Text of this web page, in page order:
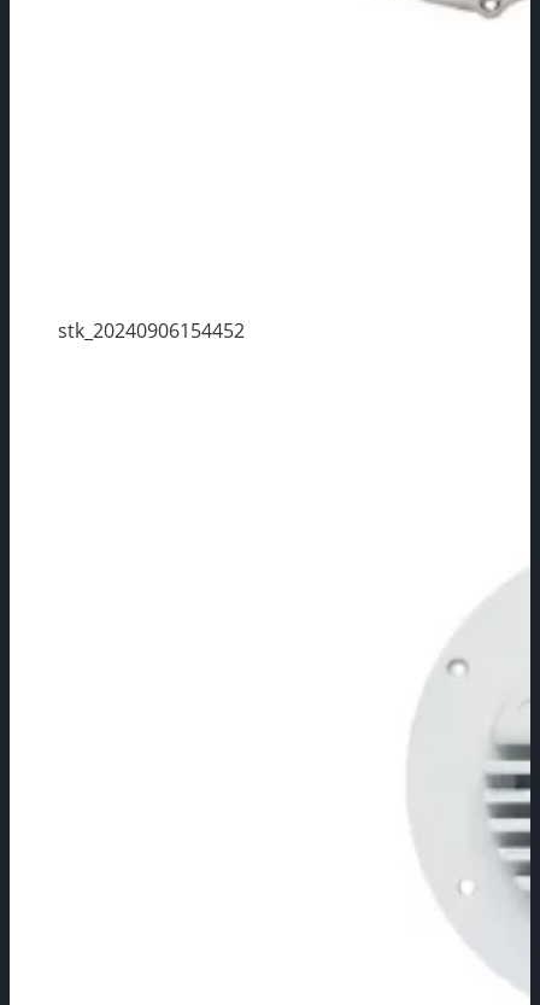
stk_20240906154452